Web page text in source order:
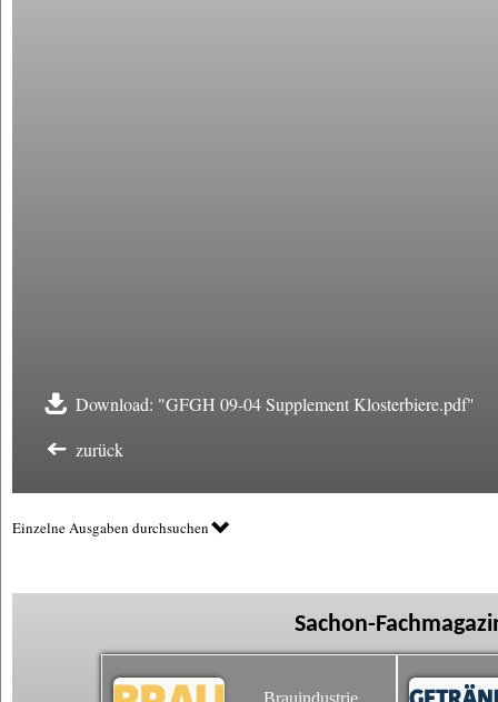
Download: "GFGH 09-04 Supplement Klosterbiere.pdf"
zurück
Einzelne Ausgaben durchsuchen
Sachon-
Brauindustrie